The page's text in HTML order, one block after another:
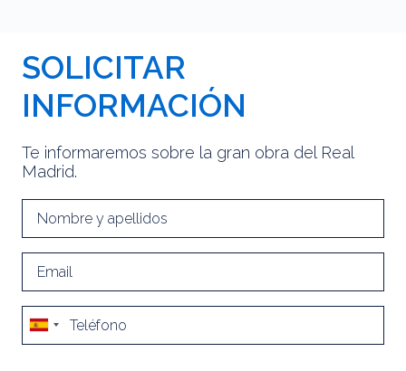
SOLICITAR
INFORMACIÓN
Te informaremos sobre la gran obra del Real
Madrid.